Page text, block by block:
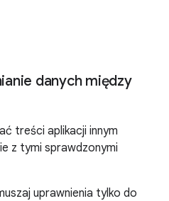
danych między
treści aplikacji innym
z tymi sprawdzonymi
uprawnienia tylko do